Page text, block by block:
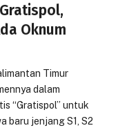
Oknum
Timur
dalam
“Gratispol” untuk
baru jenjang S1, S2